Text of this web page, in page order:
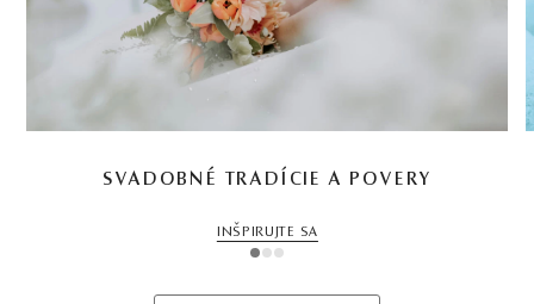
SVADOBNÉ TRADÍCIE A POVERY
INŠPIRUJTE SA
1 2 3